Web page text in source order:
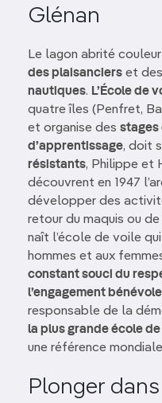
Glénan
Le lagon abrité
des plaisanciers et des
nautiques. L’École de
quatre îles (Penfret,
et organise des stages
d’apprentissage, doit
résistants, Philippe et
découvrent en 1947
développer des
retour du maquis ou
naît l’école de voile
hommes et aux
constant souci du
l’engagement bénévole
responsable de la
la plus grande école de
une référence
Plonger